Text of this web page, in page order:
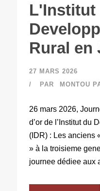
L'Institut
Rural en
27 MARS 2026
PAR
MONTOU
26 mars 2026,
d’or de l’Institut du
(IDR) : Les anciens
» à la troisieme
journee dédiee aux